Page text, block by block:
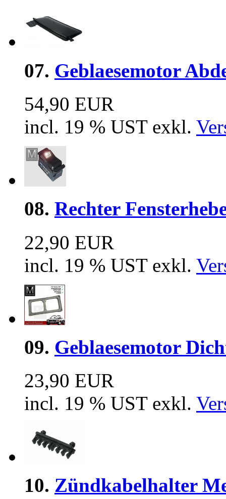
07. Geblaesemotor
54,90 EUR
incl. 19 % UST exkl.
08. Rechter
22,90 EUR
incl. 19 % UST exkl.
09. Geblaesemotor
23,90 EUR
incl. 19 % UST exkl.
10. Zündkabelhalter